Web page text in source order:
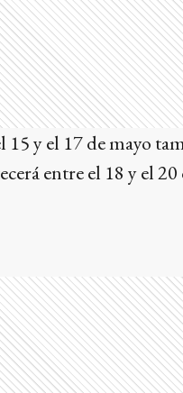
y el 17 de mayo
entre el 18 y el